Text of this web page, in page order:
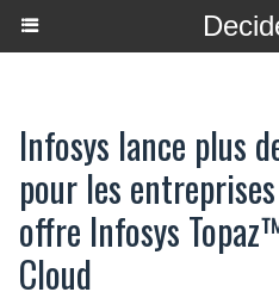
Infosys lance plus
pour les
offre Infosys
Cloud